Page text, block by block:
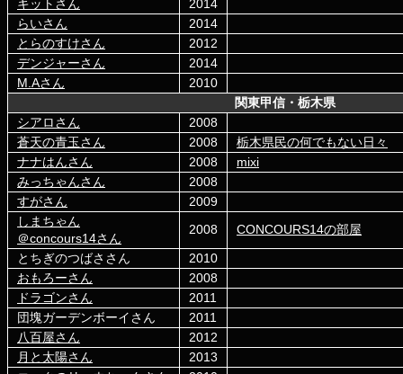
キットさん
2014
らいさん
2014
とらのすけさん
2012
デンジャーさん
2014
M.Aさん
2010
関東甲信・栃木県
シアロさん
2008
蒼天の青玉さん
2008
栃木県民の何でもない日々
ナナはんさん
2008
mixi
みっちゃんさん
2008
すがさん
2009
しまちゃん
＠concours14さん
2008
CONCOURS14の部屋
とちぎのつばささん
2010
おもろーさん
2008
ドラゴンさん
2011
団塊ガーデンボーイさん
2011
八百屋さん
2012
月と太陽さん
2013